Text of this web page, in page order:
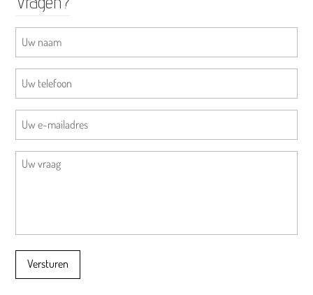
Versturen